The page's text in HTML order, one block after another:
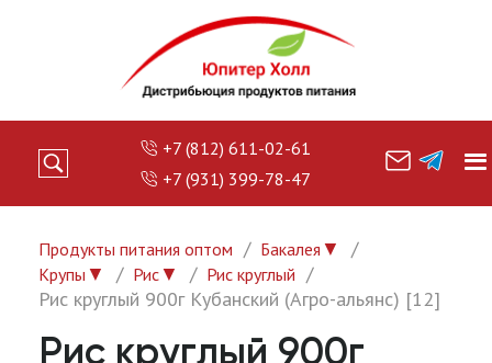
+7 (812) 611-02-61
+7 (931) 399-78-47
Продукты питания оптом Бакалея ▼
Крупы ▼ Рис▼ Рис круглый
Рис круглый 900г Кубанский (Агро-альянс) [12]
Рис круглый 900г